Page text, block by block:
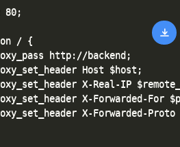
80;
/ {
http://backend;
Host $host;
X-Real-IP
X-Forwarded-For
X-Forwarded-Proto